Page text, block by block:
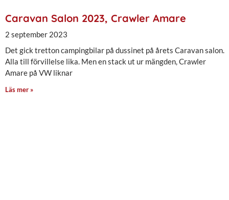
Caravan Salon 2023, Crawler Amare
2 september 2023
Det gick tretton campingbilar på dussinet på årets Caravan salon.
Alla till förvillelse lika. Men en stack ut ur mängden, Crawler
Amare på VW liknar
Läs mer »